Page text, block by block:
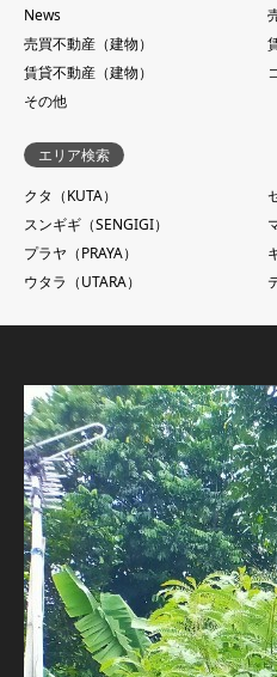
News
売買不動産（建物）
賃貸不動産（建物）
その他
エリア検索
クタ（KUTA）
スンギギ（SENGIGI）
プラヤ（PRAYA）
ウタラ（UTARA）